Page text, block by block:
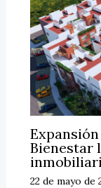
Bienestar
22 de mayo de